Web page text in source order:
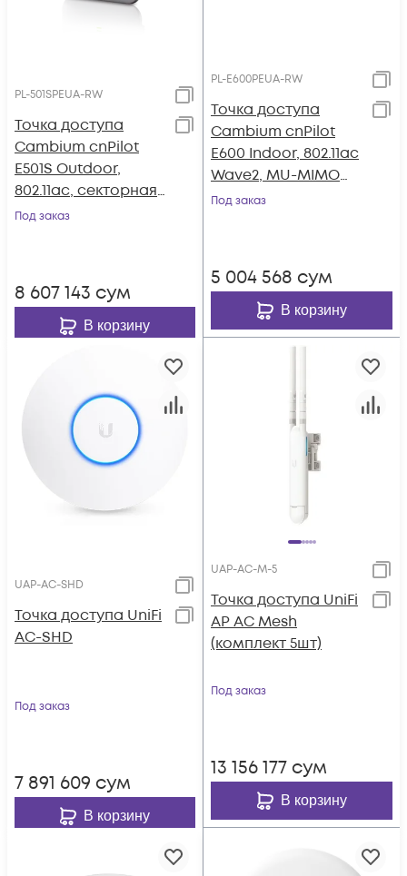
PL-501SPEUA-RW
Точка доступа
Cambium cnPilot
E501S Outdoor,
802.11ac, секторная
антенна 120°
Под заказ
8 607 143 сум
В корзину
PL-E600PEUA-RW
Точка доступа
Cambium cnPilot
E600 Indoor, 802.11ac
Wave2, MU-MIMO
4x4,
Под заказ
5 004 568 сум
В корзину
UAP-AC-SHD
Toчка доступа UniFi
AC-SHD
Под заказ
7 891 609 сум
В корзину
UAP-AC-M-5
Toчка доступа UniFi
AP AC Mesh
(комплект 5шт)
Под заказ
13 156 177 сум
В корзину